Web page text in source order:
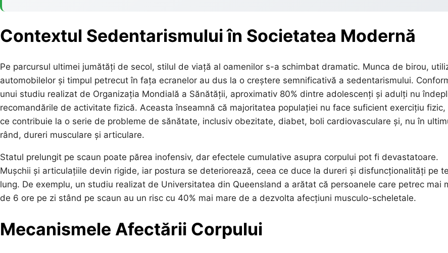
Contextul Sedentarismului în Societatea Modernă
Pe parcursul ultimei jumătăți de secol, stilul de viață al oamenilor s-a schimbat dramatic. Munca de birou,
automobilelor și timpul petrecut în fața ecranelor au dus la o creștere semnificativă a sedentarismului.
unui studiu realizat de Organizația Mondială a Sănătății, aproximativ 80% dintre adolescenți și adulți nu
recomandările de activitate fizică. Aceasta înseamnă că majoritatea populației nu face suficient exercițiu fizic,
ce contribuie la o serie de probleme de sănătate, inclusiv obezitate, diabet, boli cardiovasculare și, nu în
rând, dureri musculare și articulare.
Statul prelungit pe scaun poate părea inofensiv, dar efectele cumulative asupra corpului pot fi devastatoare.
Mușchii și articulațiile devin rigide, iar postura se deteriorează, ceea ce duce la dureri și disfuncționalități pe
lung. De exemplu, un studiu realizat de Universitatea din Queensland a arătat că persoanele care petrec mai
de 6 ore pe zi stând pe scaun au un risc cu 40% mai mare de a dezvolta afecțiuni musculo-scheletale.
Mecanismele Afectării Corpului